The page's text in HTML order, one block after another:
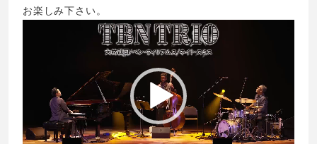
お楽しみ下さい。
ー